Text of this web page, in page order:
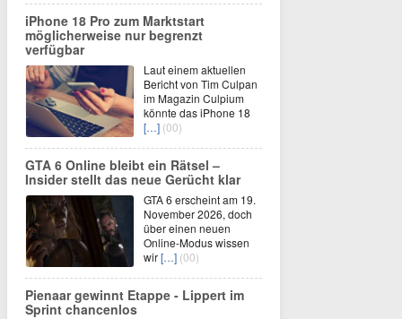
iPhone 18 Pro zum Marktstart
möglicherweise nur begrenzt
verfügbar
Laut einem aktuellen
Bericht von Tim Culpan
im Magazin Culpium
könnte das iPhone 18
[…] (00)
GTA 6 Online bleibt ein Rätsel –
Insider stellt das neue Gerücht klar
GTA 6 erscheint am 19.
November 2026, doch
über einen neuen
Online-Modus wissen
wir[…] (00)
Pienaar gewinnt Etappe - Lippert im
Sprint chancenlos